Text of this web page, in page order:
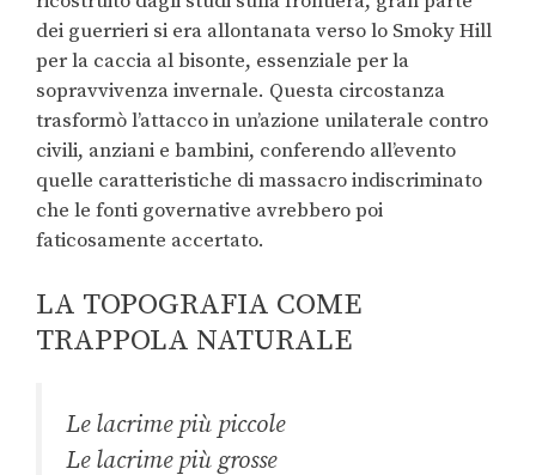
dei guerrieri si era allontanata verso lo Smoky Hill
per la caccia al bisonte, essenziale per la
sopravvivenza invernale. Questa circostanza
trasformò l’attacco in un’azione unilaterale contro
civili, anziani e bambini, conferendo all’evento
quelle caratteristiche di massacro indiscriminato
che le fonti governative avrebbero poi
faticosamente accertato.
LA TOPOGRAFIA COME
TRAPPOLA NATURALE
Le lacrime più piccole
Le lacrime più grosse